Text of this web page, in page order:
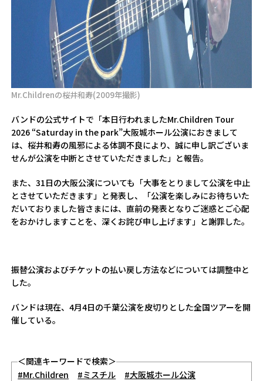
Mr.Childrenの桜井和寿(2009年撮影)
バンドの公式サイトで「本日行われましたMr.Children Tour
2026 “Saturday in the park”大阪城ホール公演におきまして
は、桜井和寿の風邪による体調不良により、誠に申し訳ございま
せんが公演を中断とさせていただきました」と報告。
また、31日の大阪公演についても「大事をとりまして公演を中止
とさせていただきます」と発表し、「公演を楽しみにお待ちいた
だいておりました皆さまには、直前の発表となりご迷惑とご心配
をおかけしますことを、深くお詫び申し上げます」と謝罪した。
振替公演およびチケットの払い戻し方法などについては調整中と
した。
バンドは現在、4月4日の千葉公演を皮切りとした全国ツアーを開
催している。
＜関連キーワードで検索＞
#Mr.Children
#ミスチル
#大阪城ホール公演